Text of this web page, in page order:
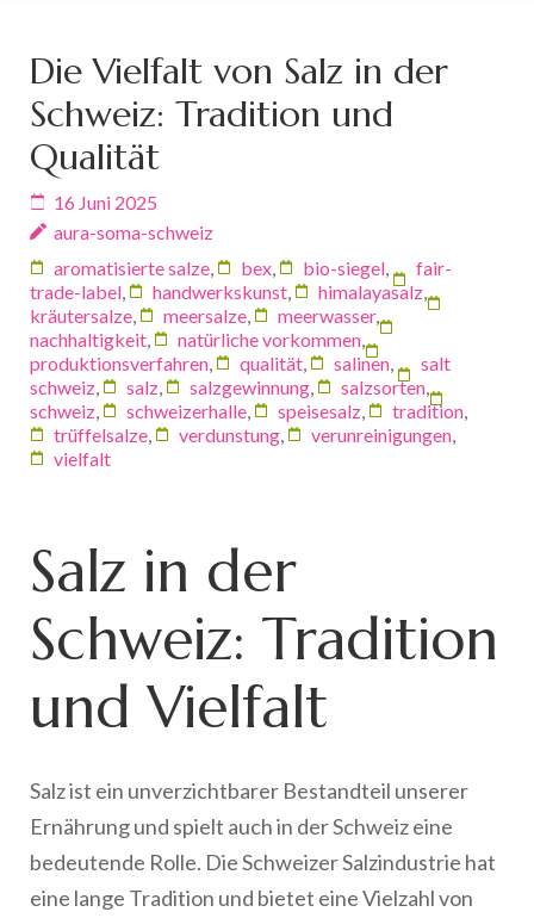
Die Vielfalt von Salz in der
Schweiz: Tradition und
Qualität
16 Juni 2025
aura-soma-schweiz
aromatisierte salze
bex bio-siegel
fair-
trade-label
handwerkskunst himalayasalz
kräutersalze
meersalze meerwasser,
nachhaltigkeit
natürliche vorkommen
produktionsverfahren
qualität salinen
salt
schweiz
salz salzgewinnung salzsorten
schweiz
schweizerhalle speisesalz tradition
trüffelsalze
verdunstung verunreinigungen
vielfalt
Salz in der
Schweiz: Tradition
und Vielfalt
Salz ist ein unverzichtbarer Bestandteil unserer
Ernährung und spielt auch in der Schweiz eine
bedeutende Rolle. Die Schweizer Salzindustrie hat
eine lange Tradition und bietet eine Vielzahl von